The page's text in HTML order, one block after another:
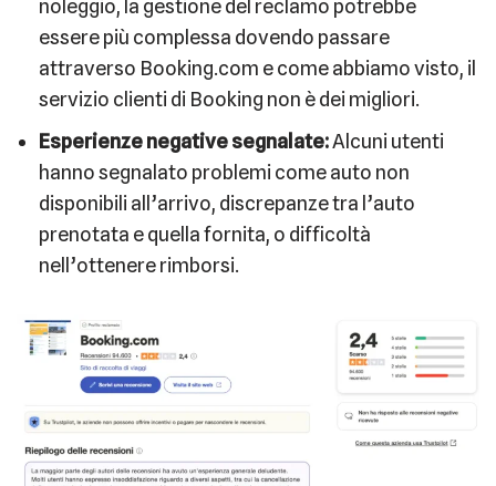
noleggio, la gestione del reclamo potrebbe
essere più complessa dovendo passare
attraverso Booking.com e come abbiamo visto, il
servizio clienti di Booking non è dei migliori.
Esperienze negative segnalate:Alcuni utenti
hanno segnalato problemi come auto non
disponibili all’arrivo, discrepanze tra l’auto
prenotata e quella fornita, o difficoltà
nell’ottenere rimborsi.